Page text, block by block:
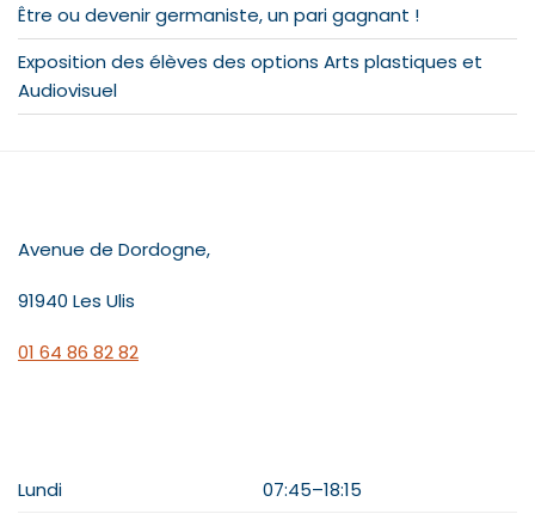
Être ou devenir germaniste, un pari gagnant !
Exposition des élèves des options Arts plastiques et
Audiovisuel
Avenue de Dordogne,
91940 Les Ulis
01 64 86 82 82
Lundi
07:45–18:15